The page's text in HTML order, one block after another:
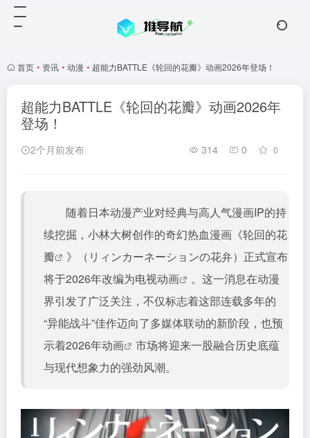
首页 • 资讯 • 动漫 • 超能力BATTLE《轮回的花瓣》动画2026年登场！
超能力BATTLE《轮回的花瓣》动画2026年
登场！
2个月前发布 314 0 0
随着日本动漫产业对经典与高人气漫画IP的持
续挖掘，小林大树创作的奇幻热血漫画《轮回的花
瓣
》（リィンカーネーションの花弁）正式宣布
将于2026年改编为电视动画
。这一消息在动漫
界引发了广泛关注，不仅标志着这部连载多年的
“异能战斗”佳作迈向了多媒体联动的新阶段，也预
示着2026年动画
市场将迎来一股融合历史底蕴
与现代想象力的强劲风潮。